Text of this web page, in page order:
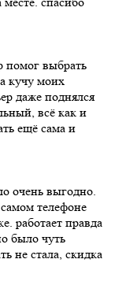
помог выбрать
кучу моих
даже поднялся
всё как и
ещё сама и
очень выгодно.
телефоне
работает правда
было чуть
не стала, скидка